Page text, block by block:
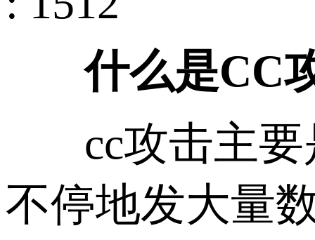
什么是CC
cc攻击主要
不停地发大量